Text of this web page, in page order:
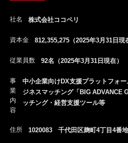
社名 株式会社ココペリ
資本金 812,355,275（2025年3月31日現
従業員数 92名（2025年3月31日現在）
事
業
内
容
中小企業向けDX支援プラットフォ
ジネスマッチング「BIG ADVANCE
ッチング・経営支援ツール等
住所 1020083 千代田区麹町4丁目4番